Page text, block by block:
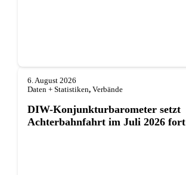
6. August 2026
Daten + Statistiken, Verbände
DIW-Konjunkturbarometer setzt
Achterbahnfahrt im Juli 2026 fort